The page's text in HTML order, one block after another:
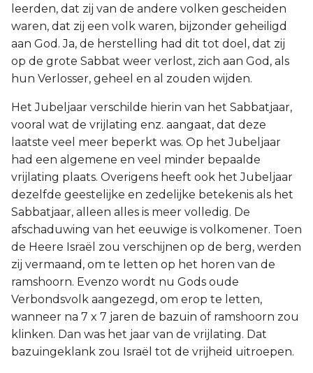
leerden, dat zij van de andere volken gescheiden
waren, dat zij een volk waren, bijzonder geheiligd
aan God. Ja, de herstelling had dit tot doel, dat zij
op de grote Sabbat weer verlost, zich aan God, als
hun Verlosser, geheel en al zouden wijden.
Het Jubeljaar verschilde hierin van het Sabbatjaar,
vooral wat de vrijlating enz. aangaat, dat deze
laatste veel meer beperkt was. Op het Jubeljaar
had een algemene en veel minder bepaalde
vrijlating plaats. Overigens heeft ook het Jubeljaar
dezelfde geestelijke en zedelijke betekenis als het
Sabbatjaar, alleen alles is meer volledig. De
afschaduwing van het eeuwige is volkomener. Toen
de Heere Israël zou verschijnen op de berg, werden
zij vermaand, om te letten op het horen van de
ramshoorn. Evenzo wordt nu Gods oude
Verbondsvolk aangezegd, om erop te letten,
wanneer na 7 x 7 jaren de bazuin of ramshoorn zou
klinken. Dan was het jaar van de vrijlating. Dat
bazuingeklank zou Israël tot de vrijheid uitroepen.